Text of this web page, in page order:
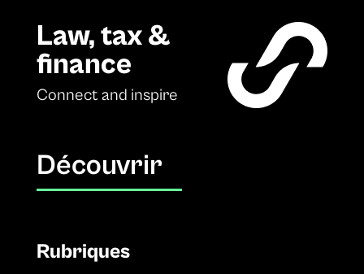
Law, tax &
finance
Connect and inspire
Découvrir
Rubriques